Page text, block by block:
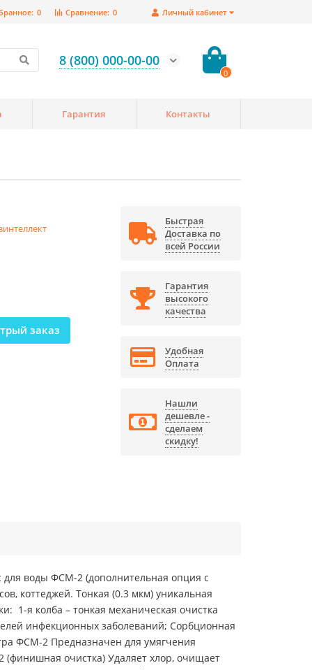
Личный кабинет
Сравнение: 0
0
8 (800) 000-00-00
0
Гарантия Контакты
заказ
Быстрая
Доставка по
всей России
Гарантия
высокого
качества
Удобная
Оплата
Нашли
дешевле -
сделаем
скидку!
для воды ФСМ-2 (дополнительная опция с
коттеджей. Тонкая (0.3 мкм) уникальная
1-я колба – тонкая механическая очистка
инфекционных заболеваний; Сорбционная
ФСМ-2 Предназначен для умягчения
(финишная очистка) Удаляет хлор, очищает